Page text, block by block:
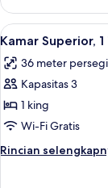
Kamar
Superior,
1
Tidur
Queen
Lihat
semua
foto
untuk
Kamar
Superior,
1
Tempat
4
Kamar Superior,
36 meter persegi
Kapasitas 3
1 king
Wi-Fi Gratis
Rincian
Rincian